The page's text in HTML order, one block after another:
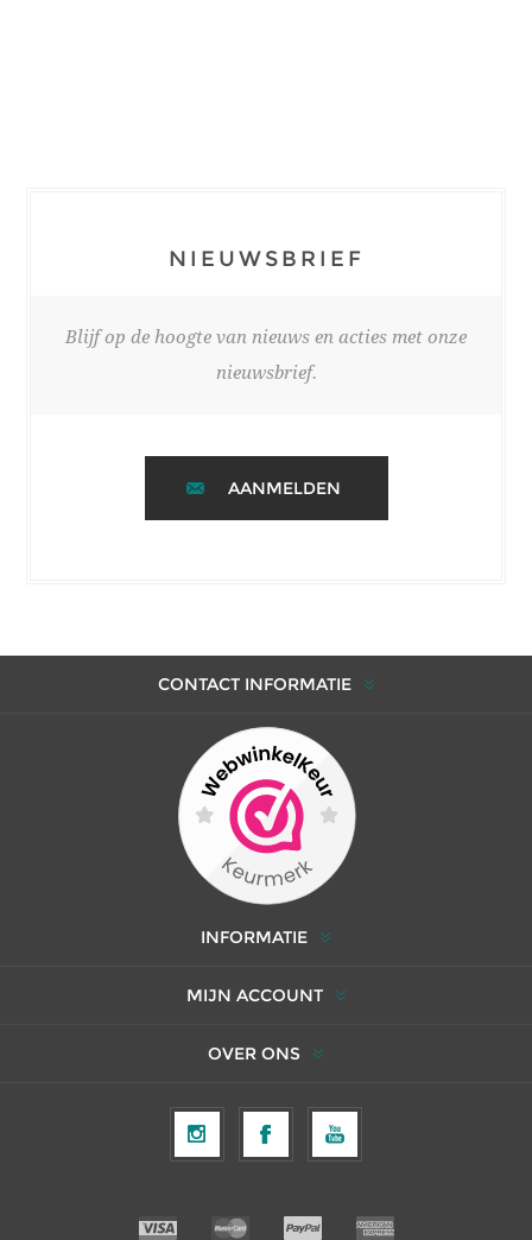
NIEUWSBRIEF
Blijf op de hoogte van nieuws en acties met onze
nieuwsbrief.
AANMELDEN
CONTACT INFORMATIE
INFORMATIE
MIJN ACCOUNT
OVER ONS